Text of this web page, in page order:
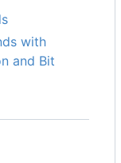
with
and Bit